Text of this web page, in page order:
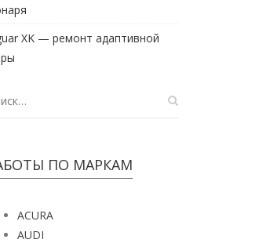
XK — ремонт адаптивной
ПО МАРКАМ
ACURA
AUDI